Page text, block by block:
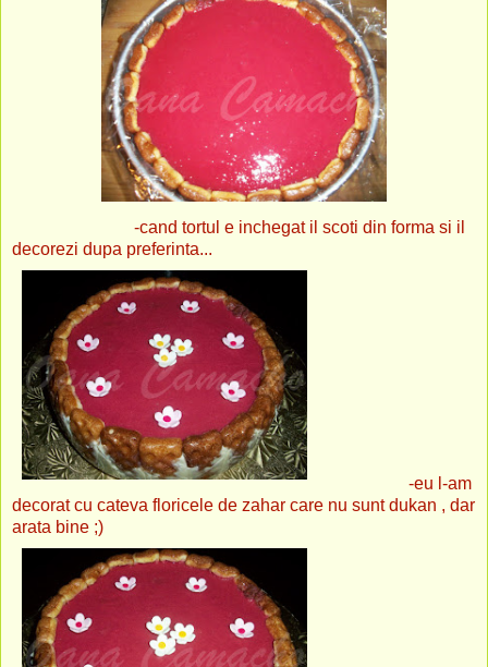
-cand tortul e inchegat il scoti din forma si il
decorezi dupa preferinta...
-eu l-am
decorat cu cateva floricele de zahar care nu sunt dukan , dar
arata bine ;)